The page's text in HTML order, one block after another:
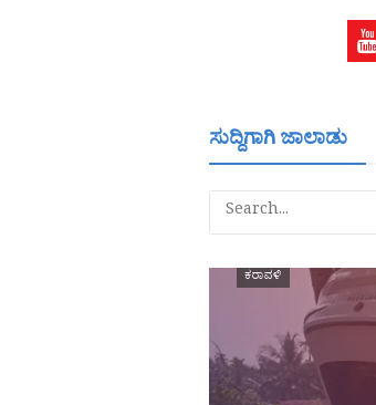
ಸುದ್ದಿಗಾಗಿ ಜಾಲಾಡು
ಕರಾವಳಿ